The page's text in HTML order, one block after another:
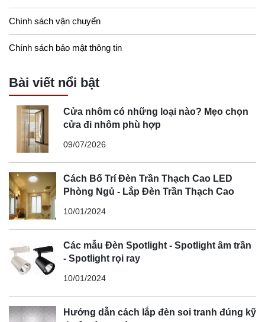
Chính sách vận chuyển
Chính sách bảo mật thông tin
Bài viết nổi bật
Cửa nhôm có những loại nào? Mẹo chọn
cửa đi nhôm phù hợp
09/07/2026
Cách Bố Trí Đèn Trần Thạch Cao LED
Phòng Ngủ - Lắp Đèn Trần Thạch Cao
10/01/2024
Các mẫu Đèn Spotlight - Spotlight âm trần
- Spotlight rọi ray
10/01/2024
Hướng dẫn cách lắp đèn soi tranh đúng kỹ